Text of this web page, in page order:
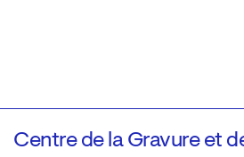
Centre de la Gravure et